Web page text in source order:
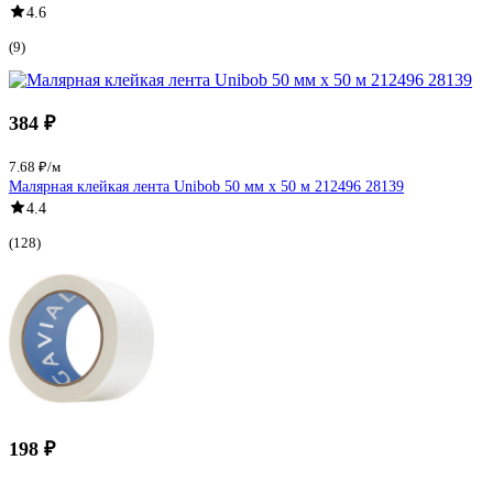
4.6
(9)
384 ₽
7.68 ₽/м
Малярная клейкая лента Unibob 50 мм х 50 м 212496 28139
4.4
(128)
198 ₽